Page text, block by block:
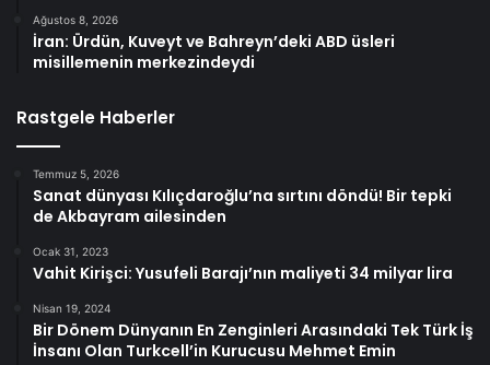
Ağustos 8, 2026
İran: Ürdün, Kuveyt ve Bahreyn’deki ABD üsleri
misillemenin merkezindeydi
Rastgele Haberler
Temmuz 5, 2026
Sanat dünyası Kılıçdaroğlu’na sırtını döndü! Bir tepki
de Akbayram ailesinden
Ocak 31, 2023
Vahit Kirişci: Yusufeli Barajı’nın maliyeti 34 milyar lira
Nisan 19, 2024
Bir Dönem Dünyanın En Zenginleri Arasındaki Tek Türk İş
İnsanı Olan Turkcell’in Kurucusu Mehmet Emin